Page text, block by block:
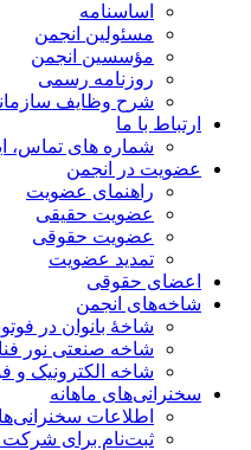
اساسنامه
مسئولین انجمن
مؤسسین انجمن
روزنامه رسمی
شرح وظایف سازمانی
ارتباط با ما
شماره های تماس،
عضویت در انجمن
راهنمای عضویت
عضویت حقیقی
عضویت حقوقی
تمدید عضویت
اعضای حقوقی
شاخه‌های انجمن
شاخۀ بانوان در
شاخه صنعتی نور
شاخه‌ الکترونیک و
سخنرانی‌های ماهانه
اطلاعات سخنرانی‌‌ها
ثبت‌نام برای شرکت